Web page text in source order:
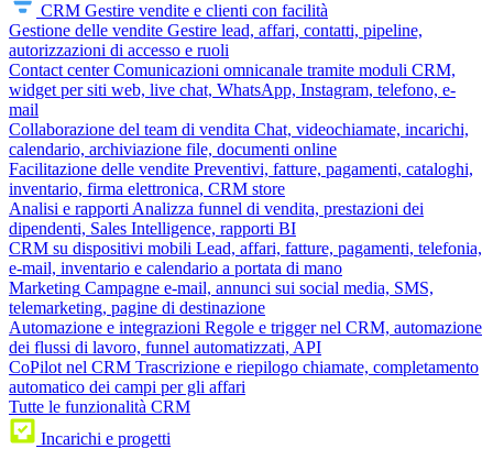
CRM Gestire vendite e clienti con facilità
Gestione delle vendite Gestire lead, affari, contatti, pipeline,
autorizzazioni di accesso e ruoli
Contact center Comunicazioni omnicanale tramite moduli CRM,
widget per siti web, live chat, WhatsApp, Instagram, telefono, e-
mail
Collaborazione del team di vendita Chat, videochiamate, incarichi,
calendario, archiviazione file, documenti online
Facilitazione delle vendite Preventivi, fatture, pagamenti, cataloghi,
inventario, firma elettronica, CRM store
Analisi e rapporti Analizza funnel di vendita, prestazioni dei
dipendenti, Sales Intelligence, rapporti BI
CRM su dispositivi mobili Lead, affari, fatture, pagamenti, telefonia,
e-mail, inventario e calendario a portata di mano
Marketing Campagne e-mail, annunci sui social media, SMS,
telemarketing, pagine di destinazione
Automazione e integrazioni Regole e trigger nel CRM, automazione
dei flussi di lavoro, funnel automatizzati, API
CoPilot nel CRM Trascrizione e riepilogo chiamate, completamento
automatico dei campi per gli affari
Tutte le funzionalità CRM
Incarichi e progetti